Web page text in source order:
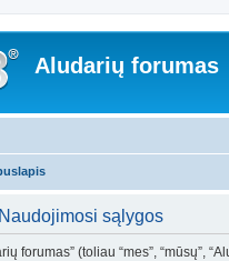
Aludarių forumas
sąlygos
forumas” (toliau “mes”, “mūsų”,